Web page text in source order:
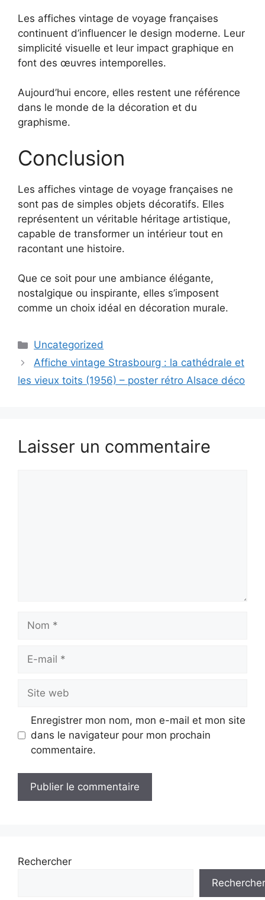
Les affiches vintage de voyage françaises
continuent d’influencer le design moderne. Leur
simplicité visuelle et leur impact graphique en
font des œuvres intemporelles.
Aujourd’hui encore, elles restent une référence
dans le monde de la décoration et du
graphisme.
Conclusion
Les affiches vintage de voyage françaises ne
sont pas de simples objets décoratifs. Elles
représentent un véritable héritage artistique,
capable de transformer un intérieur tout en
racontant une histoire.
Que ce soit pour une ambiance élégante,
nostalgique ou inspirante, elles s’imposent
comme un choix idéal en décoration murale.
Catégories
Uncategorized
Affiche vintage Strasbourg : la cathédrale et
les vieux toits (1956) – poster rétro Alsace déco
Laisser un commentaire
Nom
Site
web
Enregistrer mon nom, mon e-mail et mon site
dans le navigateur pour mon prochain
commentaire.
Rechercher
Rechercher